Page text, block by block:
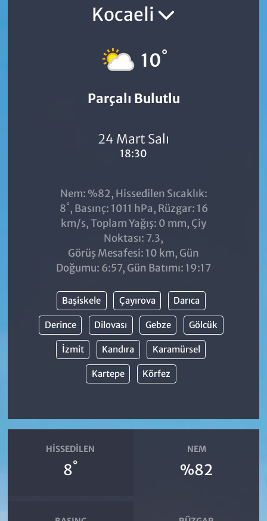
Kocaeli
10°
Parçalı Bulutlu
24 Mart Salı
18:30
Nem: %82, Hissedilen Sıcaklık:
8°, Basınç: 1011 hPa, Rüzgar: 16
km/s, Toplam Yağış: 0 mm, Çiy
Noktası: 7.3,
Görüş Mesafesi: 10 km, Gün
Doğumu: 6:57, Gün Batımı: 19:17
Başiskele Çayırova Darıca
Derince Dilovası Gebze Gölcük
İzmit Kandıra Karamürsel
Kartepe Körfez
HISSEDILEN
8°
NEM
%82